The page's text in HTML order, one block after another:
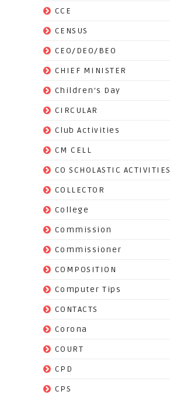
CCE
CENSUS
CEO/DEO/BEO
CHIEF MINISTER
Children's Day
CIRCULAR
Club Activities
CM CELL
CO SCHOLASTIC ACTIVITIES
COLLECTOR
College
Commission
Commissioner
COMPOSITION
Computer Tips
CONTACTS
Corona
COURT
CPD
CPS